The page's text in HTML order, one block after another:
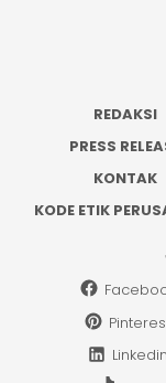
REDAKSI
PRESS
KONTAK
KODE ETIK
Linkedin